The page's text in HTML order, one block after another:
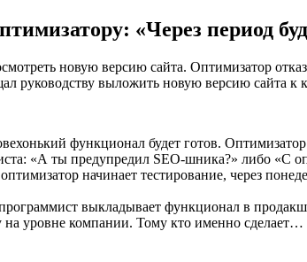
«Через период
новую версию сайта. Оптимизатор
руководству выложить новую версию сайта к
функционал будет готов.
«А ты предупредил SEO-шника?» либо «С
начинает тестирование, через
выкладывает функционал в
уровне компании. Тому кто именно